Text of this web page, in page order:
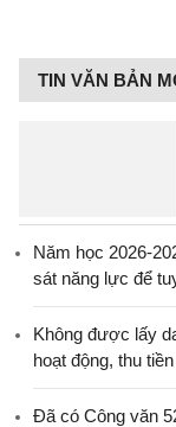
TIN VĂN BẢN
Năm học 2026-
sát năng lực để
Không được lấy
hoạt động, thu
Đã có Công văn